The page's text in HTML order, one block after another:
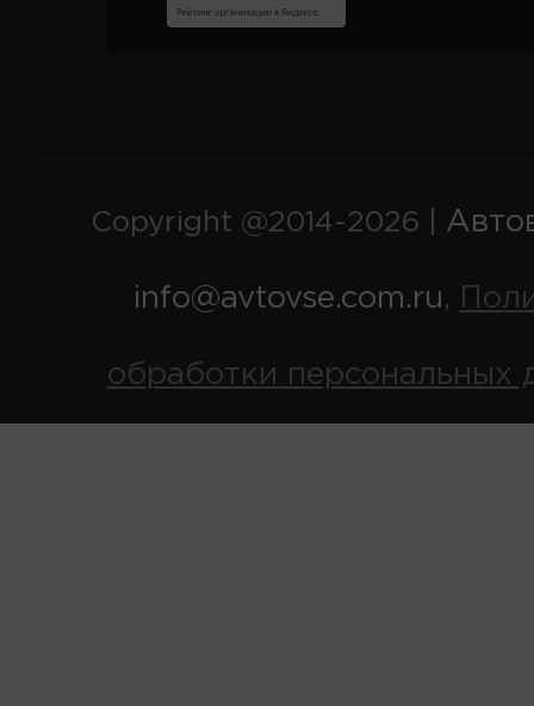
Copyright @2014-2026 |
info@avtovse.com.ru,
обработки персональных